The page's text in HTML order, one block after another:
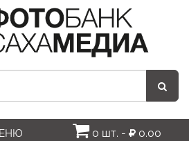
0 шт. - 0.00